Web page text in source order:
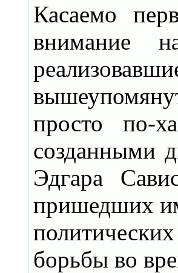
Касаемо
внимание
просто по-
созданными
Эдгара
пришедших
борьбы во